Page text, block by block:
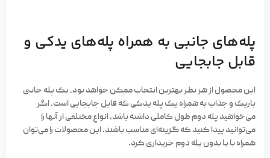
پله‌های جانبی به همراه پله‌های یدکی و
قابل جابجایی
این محصول از هر نظر بهترین انتخاب ممکن خواهد بود، یک پله جانبی
باریک و جذاب به همراه یک پله یدکی که قابل جابجایی است. اگر
می‌خواهید پله دوم طول کاملی داشته باشد، انواع مختلفی از آنها را
می‌توانید پیدا کنید که گزینه‌ای مناسب باشند. این محصولات را می‌توان
همراه با یا بدون پله دوم خریداری کرد.